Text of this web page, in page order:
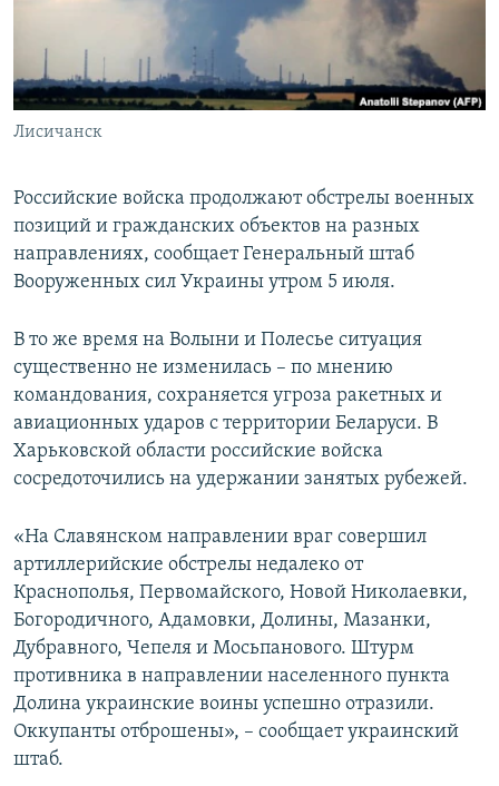
ПОБЕДИТЕЛЕЙ НЕ СУДЯТ?
КРЫМ.НЕПОКОРЕННЫЙ
ELIFBE
УКРАИНСКАЯ ПРОБЛЕМА КРЫМА
Лисичанск
Российские войска продолжают обстрелы военных
позиций и гражданских объектов на разных
направлениях, сообщает Генеральный штаб
Вооруженных сил Украины утром 5 июля.
В то же время на Волыни и Полесье ситуация
существенно не изменилась – по мнению
командования, сохраняется угроза ракетных и
авиационных ударов с территории Беларуси. В
Харьковской области российские войска
сосредоточились на удержании занятых рубежей.
«На Славянском направлении враг совершил
артиллерийские обстрелы недалеко от
Краснополья, Первомайского, Новой Николаевки,
Богородичного, Адамовки, Долины, Мазанки,
Дубравного, Чепеля и Мосьпанового. Штурм
противника в направлении населенного пункта
Долина украинские воины успешно отразили.
Оккупанты отброшены», – сообщает украинский
штаб.